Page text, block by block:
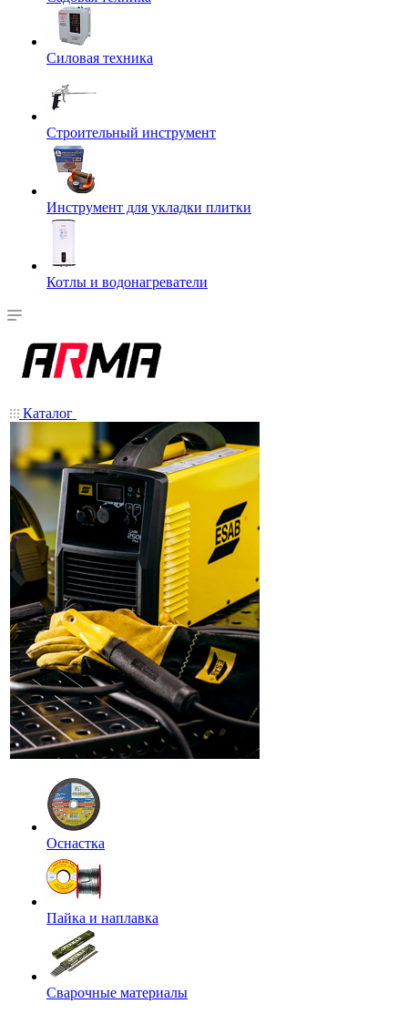
Силовая техника
Строительный инструмент
Инструмент для укладки плитки
Котлы и водонагреватели
Каталог
Оснастка
Пайка и наплавка
Сварочные материалы